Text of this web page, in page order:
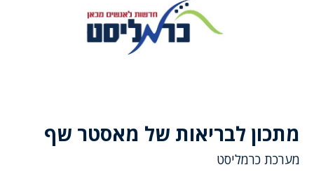
מתכון לבריאות של מאסטר שף
מערכת כרמליסט